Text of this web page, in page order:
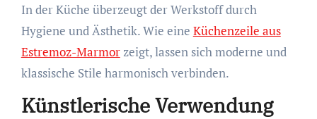
In der Küche überzeugt der Werkstoff durch
Hygiene und Ästhetik. Wie eine Küchenzeile aus
Estremoz-Marmorzeigt, lassen sich moderne und
klassische Stile harmonisch verbinden.
Künstlerische Verwendung